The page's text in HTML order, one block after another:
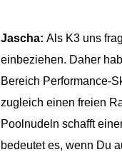
Jascha: Als K3 uns
einbeziehen. Daher
Bereich Performance-
zugleich einen freien
Poolnudeln schafft
bedeutet es, wenn Du